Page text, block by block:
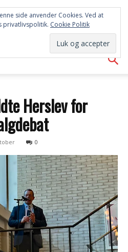
Herslev for
0
side anvender Cookies. Ved at
privatlivspolitik. Cookie Politik